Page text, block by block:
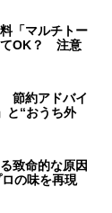
「マルチトー
てOK？ 注意
節約アドバイ
と“おうち外
致命的な原因
の味を再現